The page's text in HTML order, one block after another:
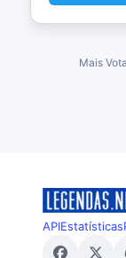
Mais
APIEstatísticas